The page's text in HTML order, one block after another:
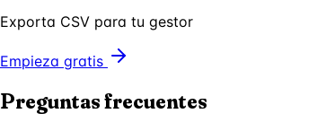
Exporta CSV para tu gestor
Empieza gratis
Preguntas frecuentes